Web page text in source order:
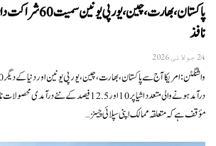
پاکستان، بھارت،
نافذ
24 جولائی 2026
درآمد ہونے والی متعدد اشیا پر 10 اور 12.5 فیصد
مؤقف ہے کہ متعلقہ ممالک اپنی سپلائی چینز…